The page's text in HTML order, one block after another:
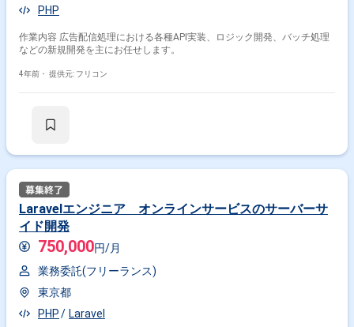
PHP
作業内容 広告配信処理における各種API実装、ロジック開発、バッチ処理
などの新規開発を主にお任せします。
4年前・ 提供元: フリコン
Laravelエンジニア オンラインサービスのサーバーサ
イド開発
750,000円/月
業務委託(フリーランス)
東京都
PHP
Laravel